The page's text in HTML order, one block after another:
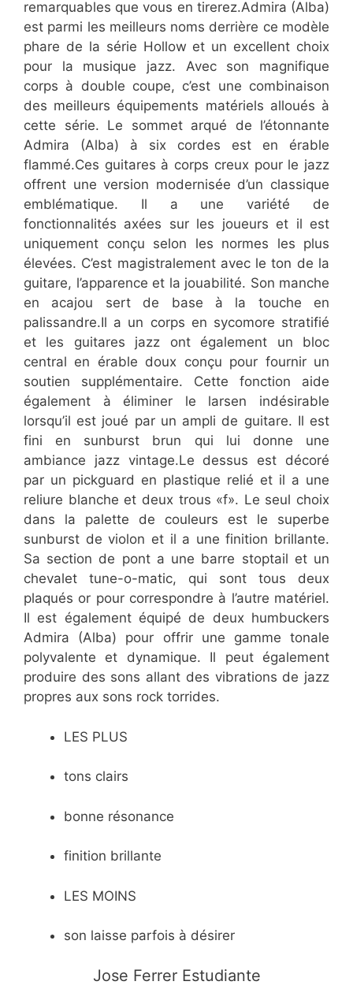
remarquables que vous en tirerez.Admira (Alba)
est parmi les meilleurs noms derrière ce modèle
phare de la série Hollow et un excellent choix
pour la musique jazz. Avec son magnifique
corps à double coupe, c’est une combinaison
des meilleurs équipements matériels alloués à
cette série. Le sommet arqué de l’étonnante
Admira (Alba) à six cordes est en érable
flammé.Ces guitares à corps creux pour le jazz
offrent une version modernisée d’un classique
emblématique. Il a une variété de
fonctionnalités axées sur les joueurs et il est
uniquement conçu selon les normes les plus
élevées. C’est magistralement avec le ton de la
guitare, l’apparence et la jouabilité. Son manche
en acajou sert de base à la touche en
palissandre.Il a un corps en sycomore stratifié
et les guitares jazz ont également un bloc
central en érable doux conçu pour fournir un
soutien supplémentaire. Cette fonction aide
également à éliminer le larsen indésirable
lorsqu’il est joué par un ampli de guitare. Il est
fini en sunburst brun qui lui donne une
ambiance jazz vintage.Le dessus est décoré
par un pickguard en plastique relié et il a une
reliure blanche et deux trous «f». Le seul choix
dans la palette de couleurs est le superbe
sunburst de violon et il a une finition brillante.
Sa section de pont a une barre stoptail et un
chevalet tune-o-matic, qui sont tous deux
plaqués or pour correspondre à l’autre matériel.
Il est également équipé de deux humbuckers
Admira (Alba) pour offrir une gamme tonale
polyvalente et dynamique. Il peut également
produire des sons allant des vibrations de jazz
propres aux sons rock torrides.
LES PLUS
tons clairs
bonne résonance
finition brillante
LES MOINS
son laisse parfois à désirer
Jose Ferrer Estudiante